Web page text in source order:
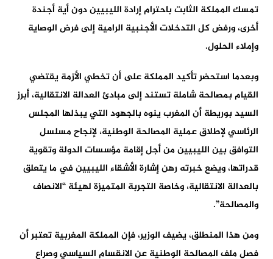
تمسك المملكة الثابت باحترام إرادة الليبيين دون أية أجندة
أخرى، ورفض كل التدخلات الأجنبية الرامية إلى فرض الوصاية
وإملاء الحلول.
وبعدما استحضر تأكيد المملكة على أن تخطي الأزمة يقتضي
القيام بمصالحة شاملة تستند إلى مبادئ العدالة الانتقالية، أبرز
السيد بوريطة أن المغرب ينوه بالجهود التي يبذلها المجلس
الرئاسي لإطلاق عملية المصالحة الوطنية، لإنجاح مسلسل
التوافق بين الليبيين من أجل إقامة مؤسسات الدولة وتقوية
قدراتها، ويضع خبرته رهن إشارة الأشقاء الليبيين في ما يتعلق
بالعدالة الانتقالية، وخاصة التجربة المتميزة لهيئة “الانصاف
والمصالحة”.
ومن هذا المنطلق، يضيف الوزير، فإن المملكة المغربية تعتبر أن
فصل ملف المصالحة الوطنية عن الانقسام السياسي وصراع